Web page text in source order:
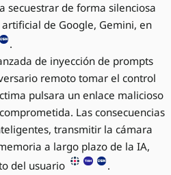
secuestrar de forma silenciosa
de Google, Gemini, en
.
de inyección de prompts
remoto tomar el control
pulsara un enlace malicioso
Las consecuencias
transmitir la cámara
a largo plazo de la IA,
del usuario
.